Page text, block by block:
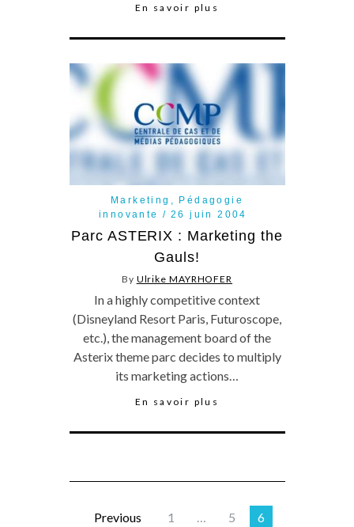
En savoir plus
Marketing
Pédagogie
innovante
26 juin 2004
Parc ASTERIX : Marketing the
Gauls!
By Ulrike MAYRHOFER
In a highly competitive context
(Disneyland Resort Paris, Futuroscope,
etc.), the management board of the
Asterix theme parc decides to multiply
its marketing actions…
En savoir plus
Previous 1 5 6